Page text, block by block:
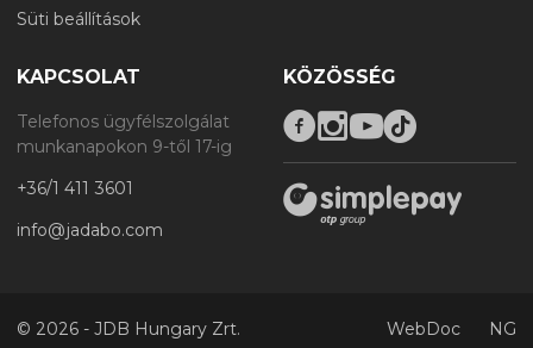
Süti beállítások
KAPCSOLAT
Telefonos ügyfélszolgálat
munkanapokon 9-től 17-ig
+36/1 411 3601
info@jadabo.com
KÖZÖSSÉG
© 2026 - JDB Hungary Zrt. WebDoc NG